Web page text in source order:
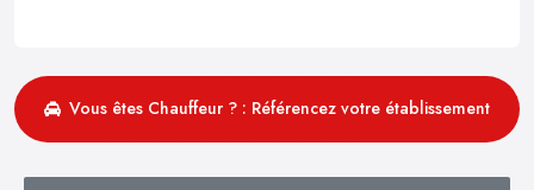
Vous êtes Chauffeur ? : Référencez votre établissement